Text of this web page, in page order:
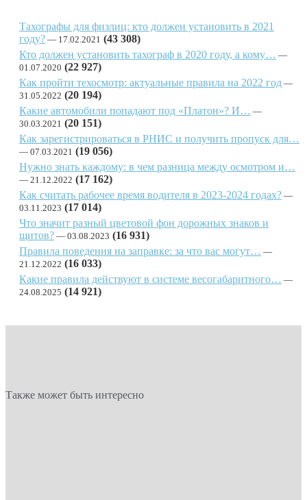
Тахографы для физлиц: кто должен установить в 2021
году?
17.02.2021 (43 308)
Кто должен установить тахограф в 2020 году, а кому…
01.07.2020 (22 927)
Как пройти техосмотр: актуальные правила на 2022 год
31.05.2022 (20 194)
Какие автомобили попадают под «Платон»? И…
30.03.2021 (20 151)
Как зарегистрироваться в РНИС и получить пропуск для…
07.03.2021 (19 056)
Нужно знать каждому: в чем разница между осмотром и…
21.12.2022 (17 162)
Как считать рабочее время водителя в 2023-2024 годах?
03.11.2023 (17 014)
Что значит разный цветовой фон дорожных знаков и
щитов?
03.08.2023 (16 931)
Правила поведения на заправке: за что вас могут…
21.12.2022 (16 033)
Какие правила действуют в системе весогабаритного…
24.08.2025 (14 921)
Также может быть интересно